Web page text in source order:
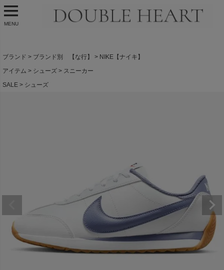
MENU
ブランド ブランド別 【な行】
NIKE【ナイキ】
アイテム
シューズ
スニーカー
SALE
シューズ